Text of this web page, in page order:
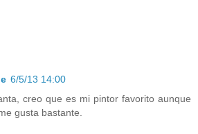
6/5/13 14:00
creo que es mi pintor favorito aunque
gusta bastante.